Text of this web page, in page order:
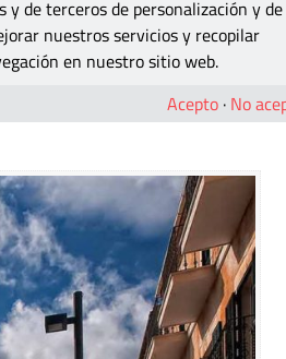
y de terceros de personalización y de
nuestros servicios y recopilar
en nuestro sitio web.
Acepto · No